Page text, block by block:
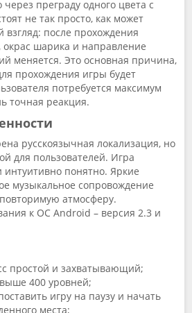
через преграду одного цвета с
не так просто, как может
взгляд: после прохождения
окрас шарика и направление
меняется. Это основная причина,
прохождения игры будет
потребуется максимум
точная реакция.
русскоязычная локализация, но
для пользователей. Игра
интуитивно понятно. Яркие
музыкальное сопровождение
атмосферу.
к ОС Android – версия 2.3 и
простой и захватывающий;
400 уровней;
игру на паузу и начать
места;